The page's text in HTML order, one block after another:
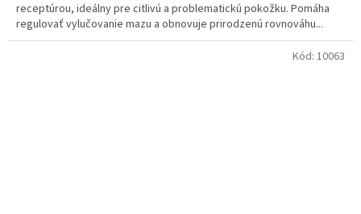
receptúrou, ideálny pre citlivú a problematickú pokožku. Pomáha
regulovať vylučovanie mazu a obnovuje prirodzenú rovnováhu...
Kód: 10063